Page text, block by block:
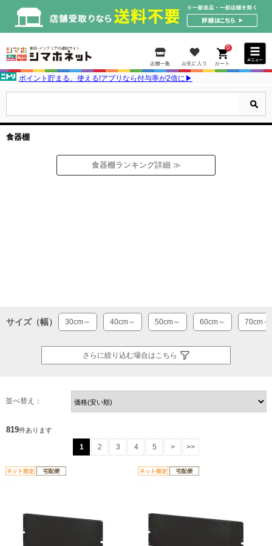
0
ポイント貯まる、使える!アプリなら付与率が2倍に▶
食器棚
食器棚ランキング詳細 ≫
サイズ（幅） 30cm～ 40cm～ 50cm～ 60cm～ 70cm～
さらに絞り込む場合はこちら
並べ替え：
819件あります
1 2 3 4 5 > >>